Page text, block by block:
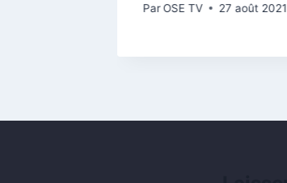
ParOSE TV 27 août 2021